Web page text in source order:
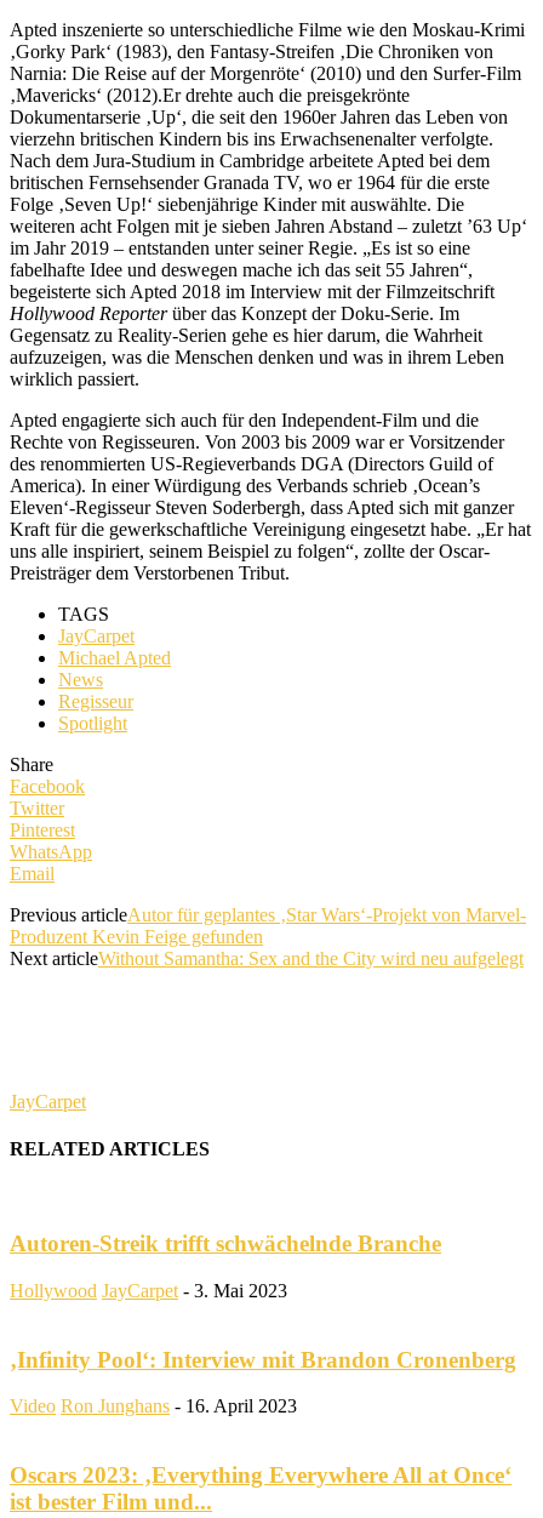
Apted inszenierte so unterschiedliche Filme wie den Moskau-Krimi
‚Gorky Park‘ (1983), den Fantasy-Streifen ‚Die Chroniken von
Narnia: Die Reise auf der Morgenröte‘ (2010) und den Surfer-Film
‚Mavericks‘ (2012).Er drehte auch die preisgekrönte
Dokumentarserie ‚Up‘, die seit den 1960er Jahren das Leben von
vierzehn britischen Kindern bis ins Erwachsenenalter verfolgte.
Nach dem Jura-Studium in Cambridge arbeitete Apted bei dem
britischen Fernsehsender Granada TV, wo er 1964 für die erste
Folge ‚Seven Up!‘ siebenjährige Kinder mit auswählte. Die
weiteren acht Folgen mit je sieben Jahren Abstand – zuletzt ’63 Up‘
im Jahr 2019 – entstanden unter seiner Regie. „Es ist so eine
fabelhafte Idee und deswegen mache ich das seit 55 Jahren“,
begeisterte sich Apted 2018 im Interview mit der Filmzeitschrift
Hollywood Reporterüber das Konzept der Doku-Serie. Im
Gegensatz zu Reality-Serien gehe es hier darum, die Wahrheit
aufzuzeigen, was die Menschen denken und was in ihrem Leben
wirklich passiert.
Apted engagierte sich auch für den Independent-Film und die
Rechte von Regisseuren. Von 2003 bis 2009 war er Vorsitzender
des renommierten US-Regieverbands DGA (Directors Guild of
America). In einer Würdigung des Verbands schrieb ‚Ocean’s
Eleven‘-Regisseur Steven Soderbergh, dass Apted sich mit ganzer
Kraft für die gewerkschaftliche Vereinigung eingesetzt habe. „Er hat
uns alle inspiriert, seinem Beispiel zu folgen“, zollte der Oscar-
Preisträger dem Verstorbenen Tribut.
TAGS
JayCarpet
Michael Apted
News
Regisseur
Spotlight
Share
Facebook
Twitter
Pinterest
WhatsApp
Email
Previous articleAutor für geplantes ‚Star Wars‘-Projekt von Marvel-
Produzent Kevin Feige gefunden
Next articleWithout Samantha: Sex and the City wird neu aufgelegt
JayCarpet
RELATED ARTICLES
Autoren-Streik trifft schwächelnde Branche
Hollywood JayCarpet - 3. Mai 2023
‚Infinity Pool‘: Interview mit Brandon Cronenberg
Video Ron Junghans - 16. April 2023
Oscars 2023: ‚Everything Everywhere All at Once‘
ist bester Film und...